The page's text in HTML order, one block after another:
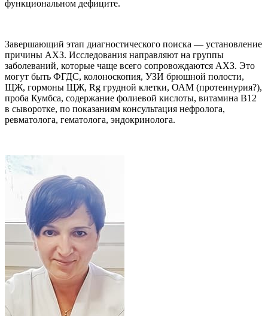
функциональном дефиците.
Завершающий этап диагностического поиска — установление
причины АХЗ. Исследования направляют на группы
заболеваний, которые чаще всего сопровождаются АХЗ. Это
могут быть ФГДС, колоноскопия, УЗИ брюшной полости,
ЩЖ, гормоны ЩЖ, Rg грудной клетки, ОАМ (протеинурия?),
проба Кумбса, содержание фолиевой кислоты, витамина В12
в сыворотке, по показаниям консультация нефролога,
ревматолога, гематолога, эндокринолога.